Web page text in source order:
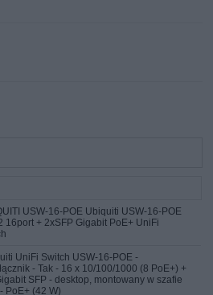
USW-16-POE Ubiquiti USW-16-POE
16port + 2xSFP Gigabit PoE+ UniFi
UniFi Switch USW-16-POE -
- Tak - 16 x 10/100/1000 (8 PoE+) +
SFP - desktop, montowany w szafie
PoE+ (42 W)